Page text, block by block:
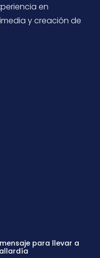
en
y creación de
para llevar a